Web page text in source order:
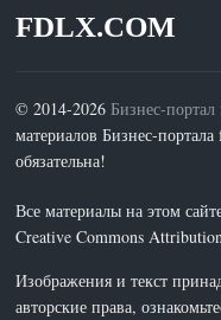
FDLX.COM
© 2014-2026Бизнес-
материалов Бизнес-
обязательна!
Все материалы на этом
Creative Commons
Изображения и текст
авторские права,